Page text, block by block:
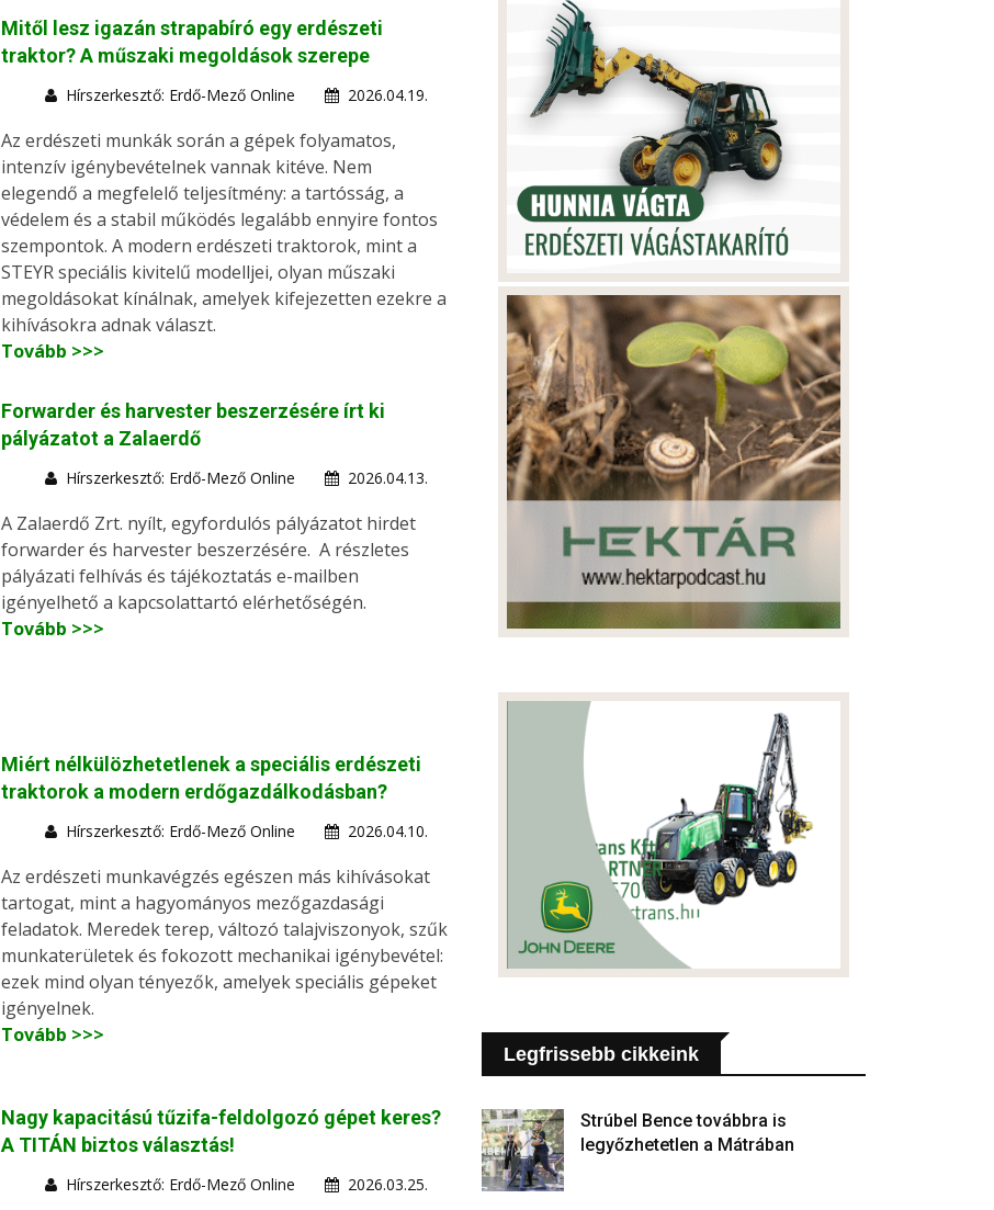
Mitől lesz igazán strapabíró egy erdészeti
traktor? A műszaki megoldások szerepe
Hírszerkesztő: Erdő-Mező Online 2026.04.19.
Az erdészeti munkák során a gépek folyamatos,
intenzív igénybevételnek vannak kitéve. Nem
elegendő a megfelelő teljesítmény: a tartósság, a
védelem és a stabil működés legalább ennyire fontos
szempontok. A modern erdészeti traktorok, mint a
STEYR speciális kivitelű modelljei, olyan műszaki
megoldásokat kínálnak, amelyek kifejezetten ezekre a
kihívásokra adnak választ.
Tovább >>>
Forwarder és harvester beszerzésére írt ki
pályázatot a Zalaerdő
Hírszerkesztő: Erdő-Mező Online 2026.04.13.
A Zalaerdő Zrt. nyílt, egyfordulós pályázatot hirdet
forwarder és harvester beszerzésére. A részletes
pályázati felhívás és tájékoztatás e-mailben
igényelhető a kapcsolattartó elérhetőségén.
Tovább >>>
Miért nélkülözhetetlenek a speciális erdészeti
traktorok a modern erdőgazdálkodásban?
Hírszerkesztő: Erdő-Mező Online 2026.04.10.
Az erdészeti munkavégzés egészen más kihívásokat
tartogat, mint a hagyományos mezőgazdasági
feladatok. Meredek terep, változó talajviszonyok, szűk
munkaterületek és fokozott mechanikai igénybevétel:
ezek mind olyan tényezők, amelyek speciális gépeket
igényelnek.
Tovább >>>
Nagy kapacitású tűzifa-feldolgozó gépet keres?
A TITÁN biztos választás!
Hírszerkesztő: Erdő-Mező Online 2026.03.25.
Legfrissebb cikkeink
Strúbel Bence továbbra is
legyőzhetetlen a Mátrában